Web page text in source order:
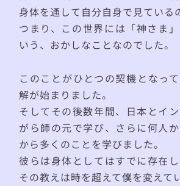
身体を通して自分自身で見ている
つまり、この世界には「神さま
いう、おかしなことなのでした。
このことがひとつの契機となっ
解が始まりました。
そしてその後数年間、日本とイ
がら師の元で学び、さらに何人
から多くのことを学びました。
彼らは身体としてはすでに存在し
その教えは時を超えて僕を変えて